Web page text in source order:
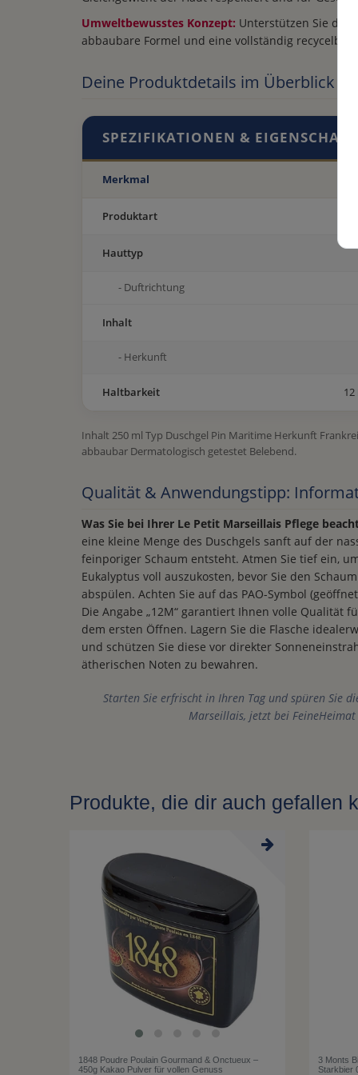
Umweltbewusstes Konzept: Unterstützen Sie die
abbaubare Formel und eine vollständig
Deine Produktdetails im Überblick
SPEZIFIKATIONEN &
Merkmal
Produktart
Hauttyp
- Duftrichtung
Inhalt
- Herkunft
Haltbarkeit
Inhalt 250 ml Typ Duschgel Pin Maritime Herkunft
abbaubar Dermatologisch getestet Belebend.
Qualität & Anwendungstipp:
Was Sie bei Ihrer Le Petit Marseillais Pflege
eine kleine Menge des Duschgels sanft auf der
feinporiger Schaum entsteht. Atmen Sie tief ein,
Eukalyptus voll auszukosten, bevor Sie den
abspülen. Achten Sie auf das PAO-Symbol
Die Angabe „12M“ garantiert Ihnen volle Qualität
dem ersten Öffnen. Lagern Sie die Flasche
und schützen Sie diese vor direkter
ätherischen Noten zu bewahren.
Starten Sie erfrischt in Ihren Tag und spüren Sie
Marseillais, jetzt bei FeineHeimat
Produkte, die dir auch gefallen
1848 Poudre Poulain Gourmand & Onctueux –
450g Kakao Pulver für vollen Genuss
3 Monts
Starkbier